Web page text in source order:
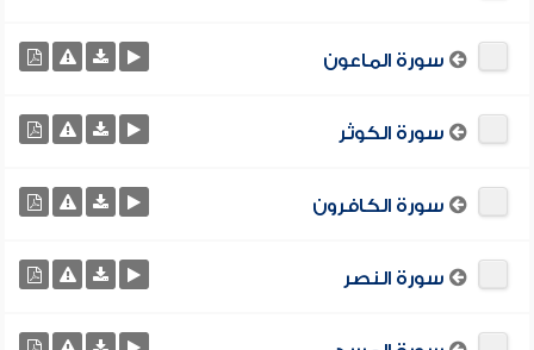
سورة الماعون
سورة الكوثر
سورة الكافرون
سورة النصر